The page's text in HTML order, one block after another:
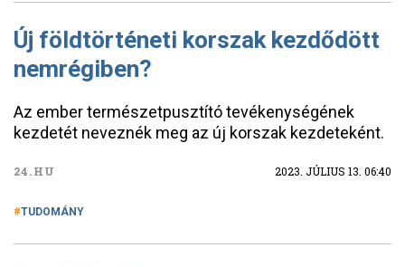
Új földtörténeti korszak kezdődött
nemrégiben?
Az ember természetpusztító tevékenységének
kezdetét neveznék meg az új korszak kezdeteként.
24.HU 2023. JÚLIUS 13. 06:40
TUDOMÁNY